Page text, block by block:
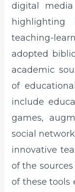
digital
teaching-
adopted
academic
of
include
games,
social
innovative
of the
of these tools